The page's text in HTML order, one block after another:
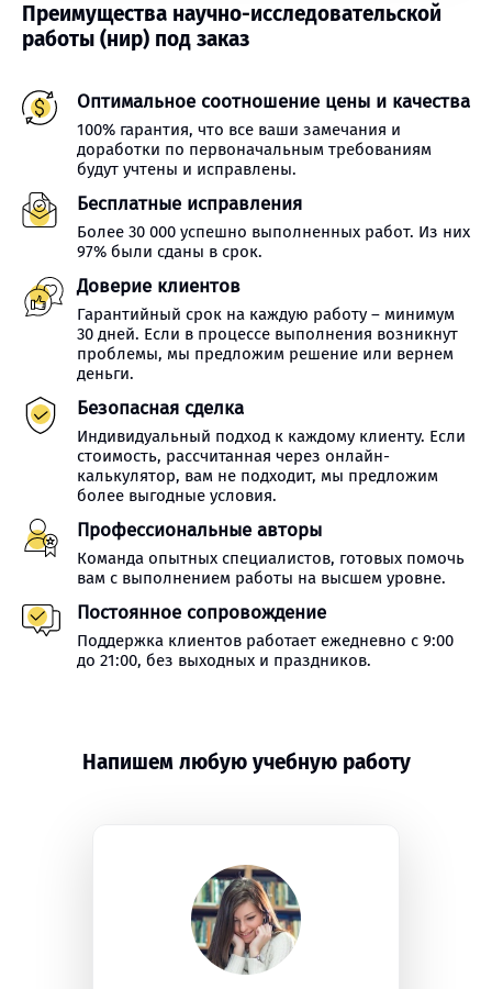
Преимущества научно-исследовательской
работы (нир) под заказ
Оптимальное соотношение цены и качества
100% гарантия, что все ваши замечания и
доработки по первоначальным требованиям
будут учтены и исправлены.
Бесплатные исправления
Более 30 000 успешно выполненных работ. Из них
97% были сданы в срок.
Доверие клиентов
Гарантийный срок на каждую работу – минимум
30 дней. Если в процессе выполнения возникнут
проблемы, мы предложим решение или вернем
деньги.
Безопасная сделка
Индивидуальный подход к каждому клиенту. Если
стоимость, рассчитанная через онлайн-
калькулятор, вам не подходит, мы предложим
более выгодные условия.
Профессиональные авторы
Команда опытных специалистов, готовых помочь
вам с выполнением работы на высшем уровне.
Постоянное сопровождение
Поддержка клиентов работает ежедневно с 9:00
до 21:00, без выходных и праздников.
Напишем любую учебную работу